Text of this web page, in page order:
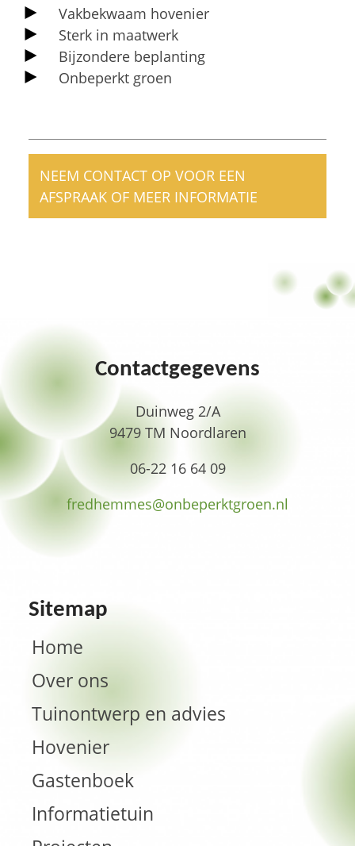
Vakbekwaam hovenier
Sterk in maatwerk
Bijzondere beplanting
Onbeperkt groen
NEEM CONTACT OP VOOR EEN
AFSPRAAK OF MEER INFORMATIE
Contactgegevens
Duinweg 2/A
9479 TM Noordlaren
06-22 16 64 09
fredhemmes­@onbeperktgroen.nl
Sitemap
Home
Over ons
Tuinontwerp en advies
Hovenier
Gastenboek
Informatietuin